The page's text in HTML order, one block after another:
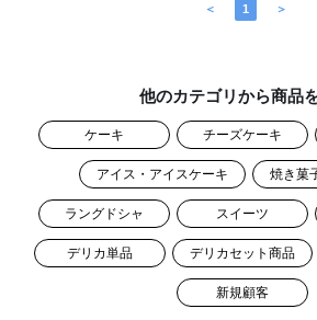
＜ 1 ＞
他のカテゴリから商品
ケーキ チーズケーキ
アイス・アイスケーキ 焼き菓
ラングドシャ スイーツ
デリカ単品 デリカセット商品
新規顧客